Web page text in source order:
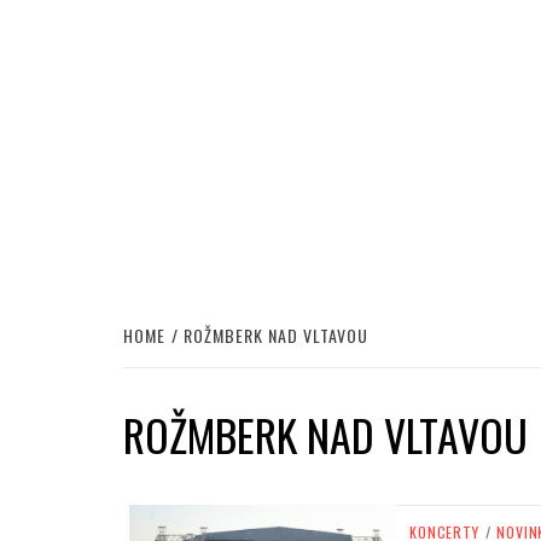
HOME ROŽMBERK NAD VLTAVOU
ROŽMBERK NAD VLTAVOU
KONCERTY /